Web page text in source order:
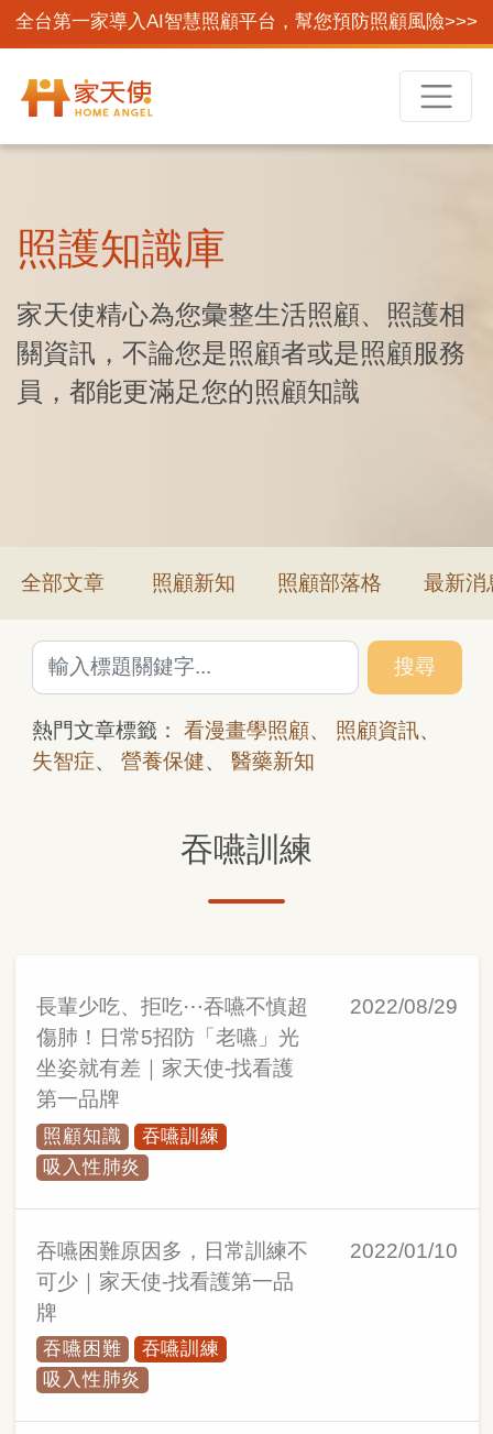
全台第一家導入AI智慧照顧平台，幫您預防照顧風險>>>
照護知識庫
家天使精心為您彙整生活照顧、照護相
關資訊，不論您是照顧者或是照顧服務
員，都能更滿足您的照顧知識
全部文章 照顧新知 照顧部落格 最新消
搜尋
熱門文章標籤： 看漫畫學照顧、 照顧資訊、
失智症、 營養保健、 醫藥新知
吞嚥訓練
長輩少吃、拒吃⋯吞嚥不慎超
傷肺！日常5招防「老嚥」光
坐姿就有差｜家天使-找看護
第一品牌
照顧知識
吞嚥訓練
吸入性肺炎
2022/08/29
吞嚥困難原因多，日常訓練不
可少｜家天使-找看護第一品
牌
吞嚥困難
吞嚥訓練
吸入性肺炎
2022/01/10